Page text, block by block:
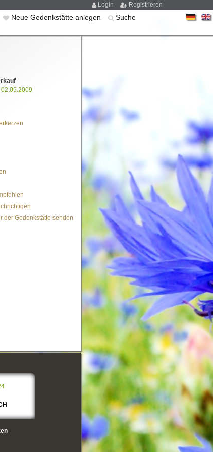
Login Registrieren
Neue Gedenkstätte anlegen Suche
der Gedenkstätte senden